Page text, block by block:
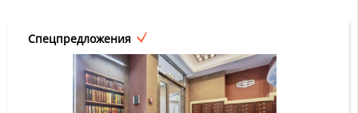
Спецпредложения